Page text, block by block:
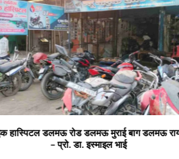
सभी क्षेत्र वासियों को रंगों के पर्व होली की हार्दिक